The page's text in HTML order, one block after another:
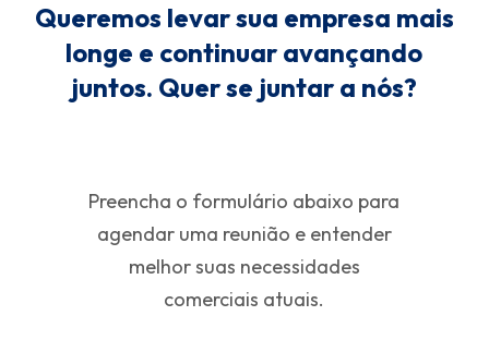
Queremos levar sua empresa mais
longe e continuar avançando
juntos. Quer se juntar a nós?
Preencha o formulário abaixo para
agendar uma reunião e entender
melhor suas necessidades
comerciais atuais.